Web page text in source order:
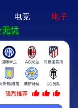
App下载